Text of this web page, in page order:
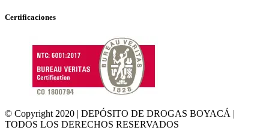
Certificaciones
© Copyright 2020 | DEPÓSITO DE DROGAS BOYACÁ |
TODOS LOS DERECHOS RESERVADOS